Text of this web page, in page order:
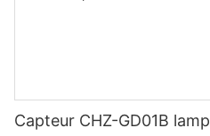
Capteur CHZ-GD01B